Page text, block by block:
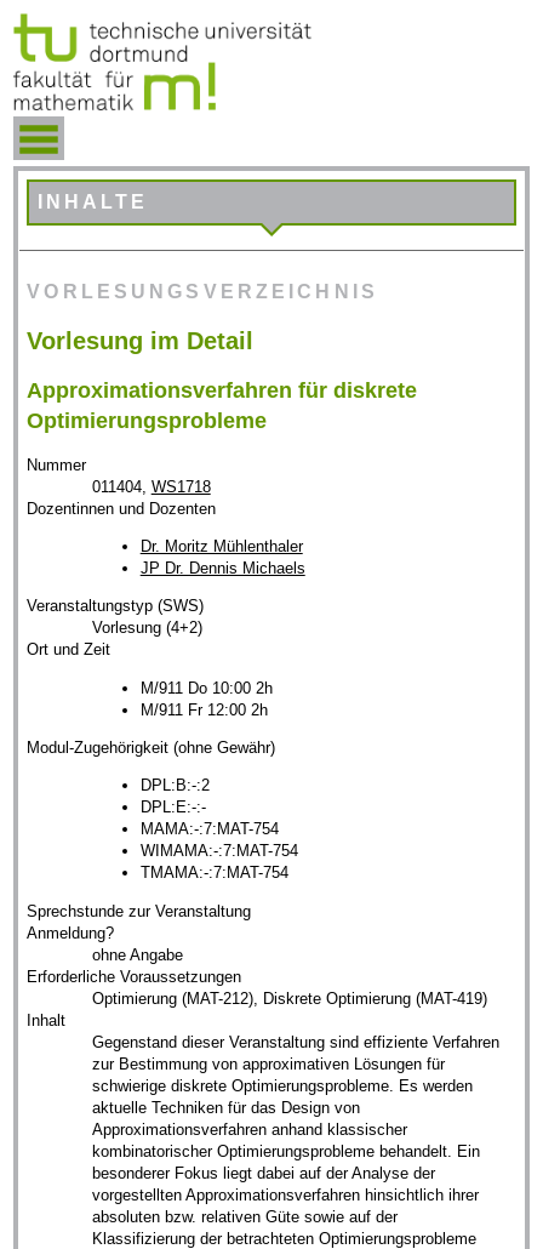
INHALTE
VORLESUNGSVERZEICHNIS
Vorlesung im Detail
Approximationsverfahren für diskrete
Optimierungsprobleme
Nummer
011404, WS1718
Dozentinnen und Dozenten
Dr. Moritz Mühlenthaler
JP Dr. Dennis Michaels
Veranstaltungstyp (SWS)
Vorlesung (4+2)
Ort und Zeit
M/911 Do 10:00 2h
M/911 Fr 12:00 2h
Modul-Zugehörigkeit (ohne Gewähr)
DPL:B:-:2
DPL:E:-:-
MAMA:-:7:MAT-754
WIMAMA:-:7:MAT-754
TMAMA:-:7:MAT-754
Sprechstunde zur Veranstaltung
Anmeldung?
ohne Angabe
Erforderliche Voraussetzungen
Optimierung (MAT-212), Diskrete Optimierung (MAT-419)
Inhalt
Gegenstand dieser Veranstaltung sind effiziente Verfahren
zur Bestimmung von approximativen Lösungen für
schwierige diskrete Optimierungsprobleme. Es werden
aktuelle Techniken für das Design von
Approximationsverfahren anhand klassischer
kombinatorischer Optimierungsprobleme behandelt. Ein
besonderer Fokus liegt dabei auf der Analyse der
vorgestellten Approximationsverfahren hinsichtlich ihrer
absoluten bzw. relativen Güte sowie auf der
Klassifizierung der betrachteten Optimierungsprobleme